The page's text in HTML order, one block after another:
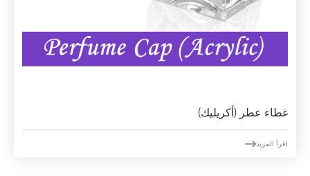
غطاء عطر (أكريليك)
اقرأ المزيد